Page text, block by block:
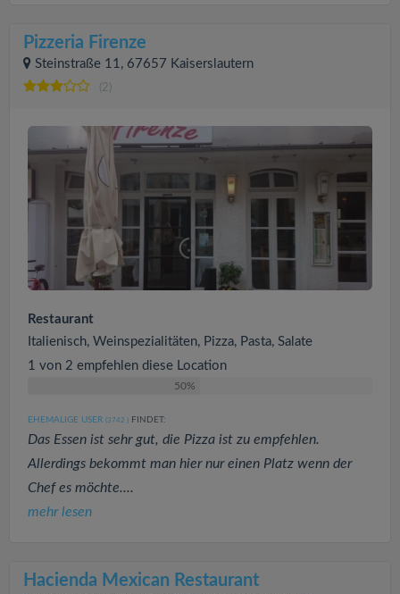
Pizzeria Firenze
Steinstraße 11, 67657 Kaiserslautern
(2)
Restaurant
Italienisch, Weinspezialitäten, Pizza, Pasta, Salate
1 von 2 empfehlen diese Location
50%
EHEMALIGE USER (3742 ) FINDET:
Das Essen ist sehr gut, die Pizza ist zu empfehlen.
Allerdings bekommt man hier nur einen Platz wenn der
Chef es möchte....
mehr lesen
Hacienda Mexican Restaurant